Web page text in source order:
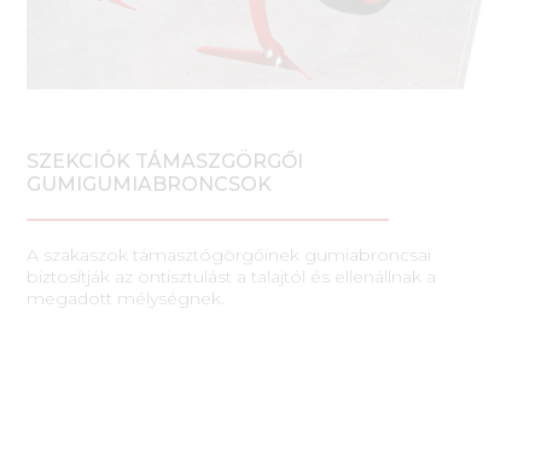
SZEKCIÓK TÁMASZGÖRGŐI
GUMIGUMIABRONCSOK
A szakaszok támasztógörgőinek gumiabroncsai
biztosítják az öntisztulást a talajtól és ellenállnak a
megadott mélységnek.